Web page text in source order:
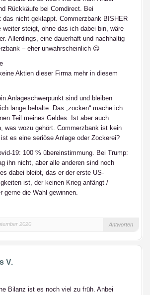
Rückkäufe bei Comdirect. Bei
das nicht geklappt. Commerzbank BISHER
weiter steigt, ohne das ich dabei bin, wäre
Allerdings, eine dauerhaft und nachhaltig
– eher unwahrscheinlich 😉
Aktien dieser Firma mehr in diesem
Anlageschwerpunkt sind und bleiben
lange behalte. Das „zocken“ mache ich
Teil meines Geldes. Ist aber auch
was wozu gehört. Commerzbank ist kein
es eine seriöse Anlage oder Zockerei?
19: 100 % übereinstimmung. Bei Trump:
ihn nicht, aber alle anderen sind noch
dabei bleibt, das er der erste US-
ist, der keinen Krieg anfängt /
gerne die Wahl gewinnen.
2020 Antworten
V.
Bilanz ist es noch viel zu früh. Anbei